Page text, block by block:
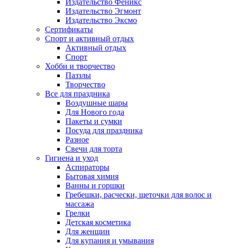
Издательство Феникс
Издательство Эгмонт
Издательство Эксмо
Сертификаты
Спорт и активный отдых
Активный отдых
Спорт
Хобби и творчество
Паззлы
Творчество
Все для праздника
Воздушные шары
Для Нового года
Пакеты и сумки
Посуда для праздника
Разное
Свечи для торта
Гигиена и уход
Аспираторы
Бытовая химия
Ванны и горшки
Гребешки, расчески, щеточки для волос и
массажа
Грелки
Детская косметика
Для женщин
Для купания и умывания